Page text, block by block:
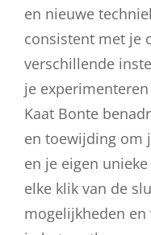
en nieuwe
consistent met je
verschillende
je
Kaat Bonte
en toewijding om
en je eigen
elke klik van de
mogelijkheden